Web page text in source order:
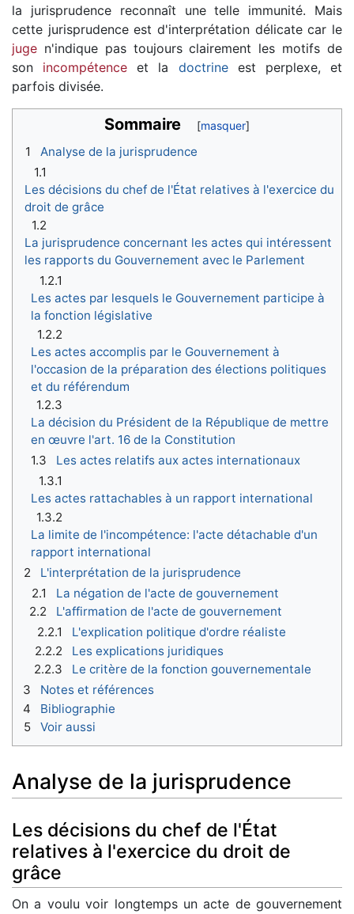
la jurisprudence reconnaît une telle immunité. Mais
cette jurisprudence est d'interprétation délicate car le
juge n'indique pas toujours clairement les motifs de
son incompétence et la doctrineest perplexe, et
parfois divisée.
Sommaire
1
Analyse de la jurisprudence
1.1
Les décisions du chef de l'État relatives à l'exercice du
droit de grâce
1.2
La jurisprudence concernant les actes qui intéressent
les rapports du Gouvernement avec le Parlement
1.2.1
Les actes par lesquels le Gouvernement participe à
la fonction législative
1.2.2
Les actes accomplis par le Gouvernement à
l'occasion de la préparation des élections politiques
et du référendum
1.2.3
La décision du Président de la République de mettre
en œuvre l'art. 16 de la Constitution
1.3
Les actes relatifs aux actes internationaux
1.3.1
Les actes rattachables à un rapport international
1.3.2
La limite de l'incompétence: l'acte détachable d'un
rapport international
2
L'interprétation de la jurisprudence
2.1
La négation de l'acte de gouvernement
2.2
L'affirmation de l'acte de gouvernement
2.2.1
L'explication politique d'ordre réaliste
2.2.2
Les explications juridiques
2.2.3
Le critère de la fonction gouvernementale
3
Notes et références
4
Bibliographie
5
Voir aussi
Analyse de la jurisprudence
Les décisions du chef de l'État
relatives à l'exercice du droit de
grâce
On a voulu voir longtemps un acte de gouvernement